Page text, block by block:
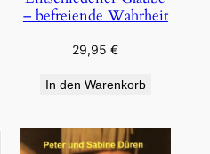
– befreiende Wahrheit
29,95€
In den Warenkorb